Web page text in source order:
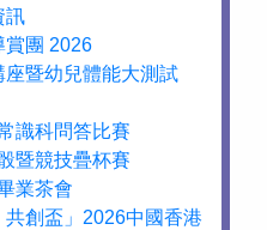
訊
賞團 2026
暨幼兒體能大測試
識科問答比賽
暨競技疊杯賽
業茶會
創盃」2026中國香港